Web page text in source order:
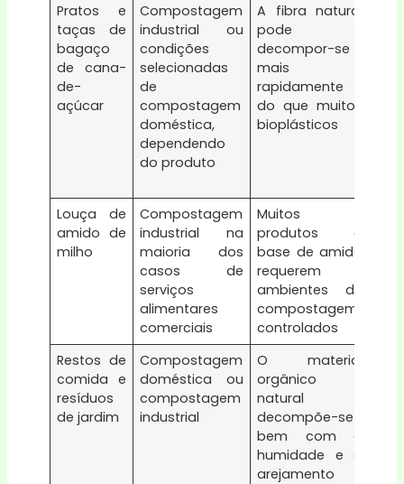
Pratos e
taças de
bagaço
de cana-
de-
açúcar
Compostagem
industrial ou
condições
selecionadas
de
compostagem
doméstica,
dependendo
do produto
A fibra natural
pode
decompor-se
mais
rapidamente
do que muitos
bioplásticos
Louça de
amido de
milho
Compostagem
industrial na
maioria dos
casos de
serviços
alimentares
comerciais
Muitos
produtos à
base de amido
requerem
ambientes de
compostagem
controlados
Restos de
comida e
resíduos
de jardim
Compostagem
doméstica ou
compostagem
industrial
O material
orgânico
natural
decompõe-se
bem com a
humidade e o
arejamento